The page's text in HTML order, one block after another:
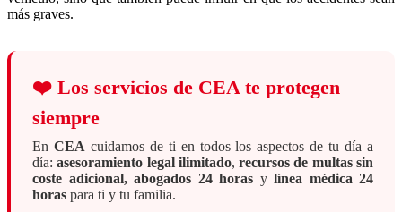
más graves.
❤️ Los servicios de CEA te protegen
siempre
En CEA cuidamos de ti en todos los aspectos de tu día a
día:asesoramiento legal ilimitado,recursos de multas sin
coste adicional, abogados 24 horas y línea médica 24
horas para ti y tu familia.